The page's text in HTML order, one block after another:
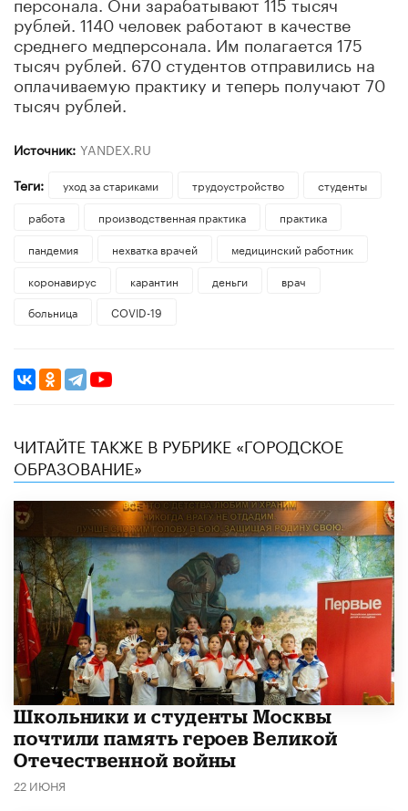
рублей. 1140 человек работают в качестве
среднего медперсонала. Им полагается 175
тысяч рублей. 670 студентов отправились на
оплачиваемую практику и теперь получают 70
тысяч рублей.
Источник: YANDEX.RU
Теги:
уход за стариками трудоустройство
студенты
работа
производственная практика
практика
пандемия
нехватка врачей
медицинский работник
коронавирус
карантин деньги
врач
больница
COVID-19
ЧИТАЙТЕ ТАКЖЕ В РУБРИКЕ «ГОРОДСКОЕ
ОБРАЗОВАНИЕ»
Школьники и студенты Москвы
почтили память героев Великой
Отечественной войны
22 ИЮНЯ